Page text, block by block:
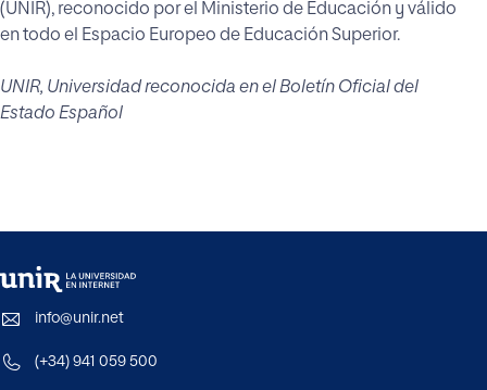
(UNIR), reconocido por el Ministerio de Educación y válido
en todo el Espacio Europeo de Educación Superior.
UNIR, Universidad reconocida en el Boletín Oficial del
Estado Español
info@unir.net
(+34) 941 059 500